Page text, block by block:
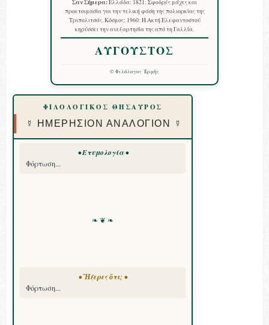
Ελλάδα: 1821: Σφοδρές μάχες και
προετοιμασία για την τελική φάση της πολιορκίας της
Τριπολιτσάς. Κόσμος: 1960: Η Ακτή Ελεφαντοστού
κηρύσσει την ανεξαρτησία της από τη Γαλλία.
ΑΥΓΟΥΣΤΟΣ
© Φιλόλογος Ἑρμῆς
ΦΙΛΟΛΟΓΙΚΟΣ ΘΗΣΑΥΡΟΣ
☿ ΗΜΕΡΗΣΙΟΝ ΑΝΑΛΟΓΙΟΝ ☿
• Ετυμολογία •
Φόρτωση...
❧ ❦ ❧
• Ἤξερες ὅτι; •
Φόρτωση...